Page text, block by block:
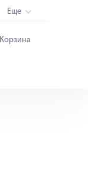
Еще
Корзина